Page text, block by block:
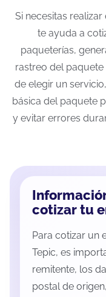
Si necesitas
te ayuda a
paqueterías,
rastreo del
de elegir un
básica del paquete
y evitar errores
cotizar tu
Para cotizar un
Tepic, es
remitente, los
postal de